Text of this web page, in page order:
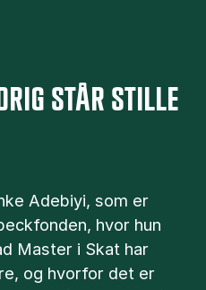
STÅR STILLE
Adebiyi, som er
hvor hun
Ma­ster i Skat har
og hvor­for det er